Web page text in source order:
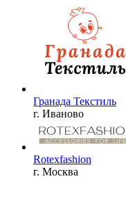
Гранада Текстиль
г. Иваново
Rotexfashion
г. Москва